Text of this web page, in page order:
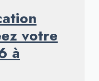
votre
à